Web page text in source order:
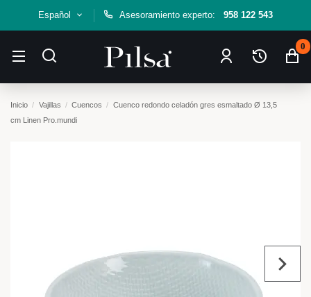
Español Asesoramiento experto: 958 122 543
0
Inicio Vajillas Cuencos
Cuenco redondo celadón gres esmaltado Ø 13,5
cm Linen Pro.mundi